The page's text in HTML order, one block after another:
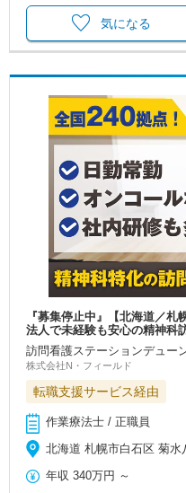
気になる
『募集停止中』【北海道／
法人で未経験も安心の精神科
訪問看護ステーションデュー
株式会社N・フィールド
転職支援サービス経由
作業療法士 / 正職員
北海道 札幌市白石区 菊水
年収 340万円 ～